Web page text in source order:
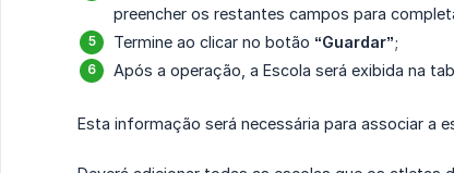
preencher os restantes campos para
Termine ao clicar no botão “Guardar”;
Após a operação, a Escola será exibida na
Esta informação será necessária para associar a